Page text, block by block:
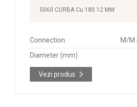
5060 CURBA Cu 180 12 MM
Connection
M/
Diameter (mm)
Vezi produs